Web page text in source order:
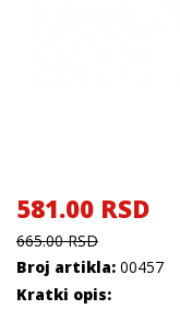
581.00 RSD
665.00 RSD
Broj artikla: 00457
Kratki opis: